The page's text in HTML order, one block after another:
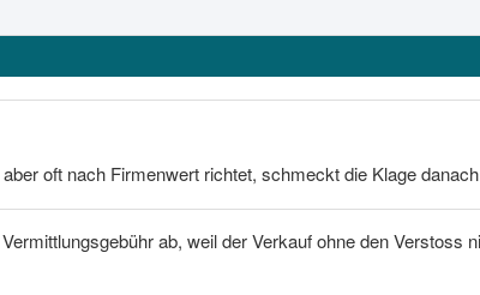
oft nach Firmenwert richtet, schmeckt die Klage
ab, weil der Verkauf ohne den Verstoss